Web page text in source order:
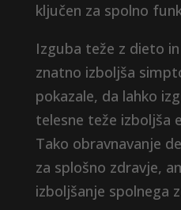
ključen za spolno
Izguba teže z dieto
znatno izboljša
pokazale, da lahko
telesne teže izboljša
Tako obravnavanje
za splošno zdravje,
izboljšanje spolnega